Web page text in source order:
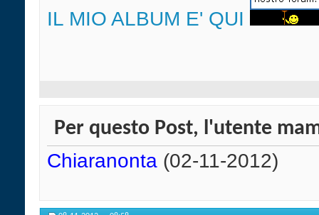
IL MIO ALBUM E' QUI
Per questo Post, l'utente
Chiaranonta (02-11-2012)